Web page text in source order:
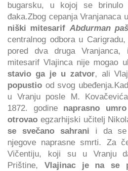
bugarsku, u kojoj se
đaka.Zbog cepanja Vranjanaca
niški mitesarif Abdurman
centralnog odbora u Carigradu,
pored dva druga
mitesarif Vlajinca nije mogao
stavio ga je u zatvor, ali
popustio od svog
u Vranju posle M.
1872. godine naprasno umro
otrovao egzarhijski učitelj
se svečano sahrani i da
njegove naprasne smrti. Za
Vičentiju, koji su u Vranju
Prištine, Vlajinac je na se